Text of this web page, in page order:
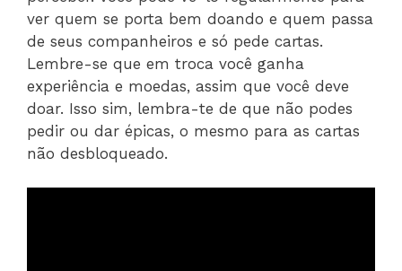
ver quem se porta bem doando e quem passa
de seus companheiros e só pede cartas.
Lembre-se que em troca você ganha
experiência e moedas, assim que você deve
doar. Isso sim, lembra-te de que não podes
pedir ou dar épicas, o mesmo para as cartas
não desbloqueado.